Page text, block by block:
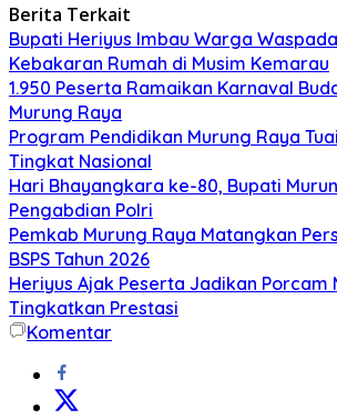
Berita Terkait
Bupati Heriyus Imbau Warga
Kebakaran Rumah di Musim Kemarau
1.950 Peserta Ramaikan Karnaval
Murung Raya
Program Pendidikan Murung Raya
Tingkat Nasional
Hari Bhayangkara ke-80, Bupati
Pengabdian Polri
Pemkab Murung Raya Matangkan
BSPS Tahun 2026
Heriyus Ajak Peserta Jadikan Porcam
Tingkatkan Prestasi
Komentar